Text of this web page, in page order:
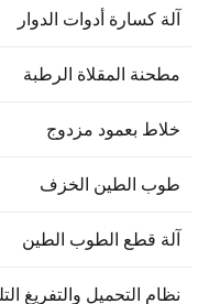
كسارة أدوات الدوار
المقلاة الرطبة
بعمود مزدوج
الطين الخزف
قطع الطوب الطين
التحميل والتفريغ التلقائي